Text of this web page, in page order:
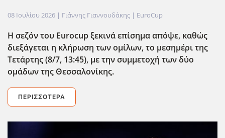
08 Ιουλίου 2026 | Γιάννης Γιαννουδάκης | EuroCup
Η σεζόν του Eurocupξεκινά επίσημα απόψε, καθώς
διεξάγεται η κλήρωση των ομίλων, το μεσημέρι της
Τετάρτης (8/7, 13:45), με την συμμετοχή των δύο
ομάδων της Θεσσαλονίκης.
ΠΕΡΙΣΣΌΤΕΡΑ